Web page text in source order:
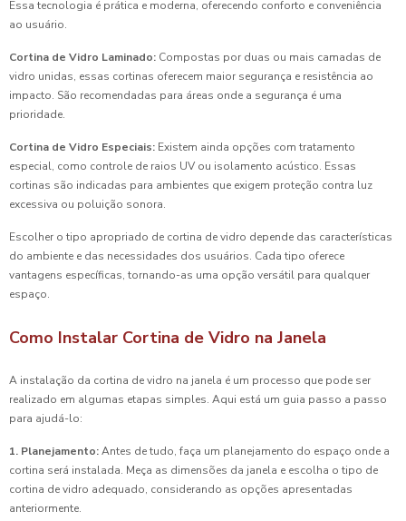
Essa tecnologia é prática e moderna, oferecendo conforto e conveniência
ao usuário.
Cortina de Vidro Laminado: Compostas por duas ou mais camadas de
vidro unidas, essas cortinas oferecem maior segurança e resistência ao
impacto. São recomendadas para áreas onde a segurança é uma
prioridade.
Cortina de Vidro Especiais: Existem ainda opções com tratamento
especial, como controle de raios UV ou isolamento acústico. Essas
cortinas são indicadas para ambientes que exigem proteção contra luz
excessiva ou poluição sonora.
Escolher o tipo apropriado de cortina de vidro depende das características
do ambiente e das necessidades dos usuários. Cada tipo oferece
vantagens específicas, tornando-as uma opção versátil para qualquer
espaço.
Como Instalar Cortina de Vidro na Janela
A instalação da cortina de vidro na janela é um processo que pode ser
realizado em algumas etapas simples. Aqui está um guia passo a passo
para ajudá-lo:
1. Planejamento:Antes de tudo, faça um planejamento do espaço onde a
cortina será instalada. Meça as dimensões da janela e escolha o tipo de
cortina de vidro adequado, considerando as opções apresentadas
anteriormente.